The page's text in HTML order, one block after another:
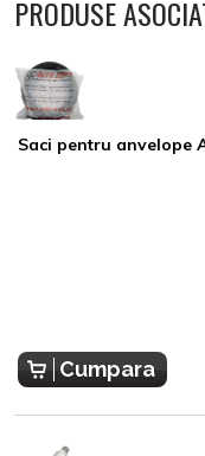
PRODUSE
Saci pentru anvelope
Cumpara